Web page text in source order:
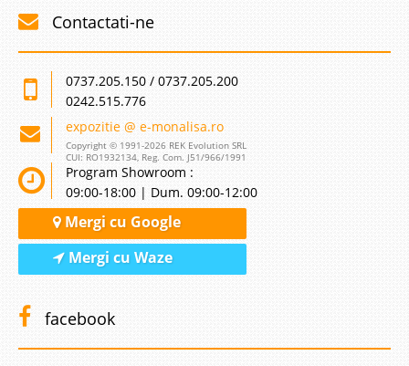
Contactati-ne
0737.205.150 / 0737.205.200
0242.515.776
expozitie @ e-monalisa.ro
Copyright © 1991-2026 REK Evolution SRL
CUI: RO1932134, Reg. Com. J51/966/1991
Program Showroom :
09:00-18:00 | Dum. 09:00-12:00
Mergi cu Google
Mergi cu Waze
facebook